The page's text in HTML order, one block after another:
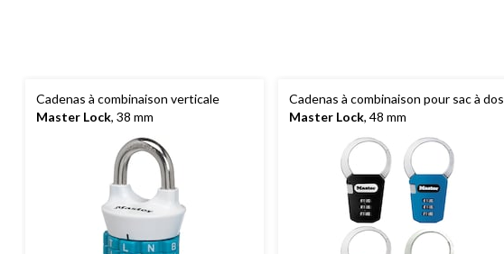
Cadenas à combinaison verticale
Master Lock, 38 mm
Cadenas à combinaison pour sac à dos
Master Lock, 48 mm